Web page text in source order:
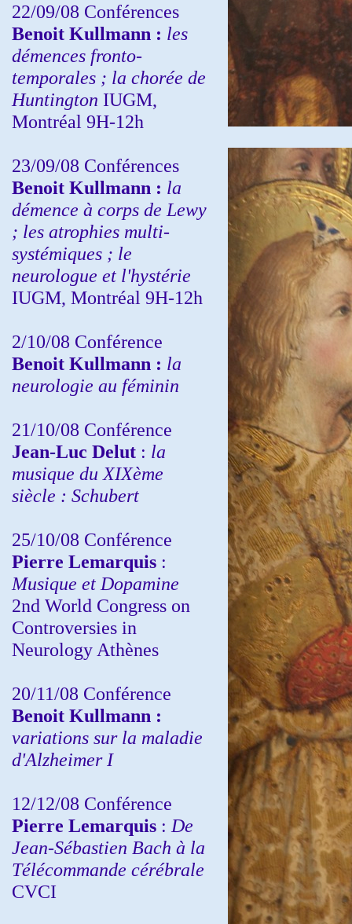
22/09/08 Conférences
Benoit Kullmann : les
démences fronto-
temporales ; la chorée de
Huntington IUGM,
Montréal 9H-12h
23/09/08 Conférences
Benoit Kullmann : la
démence à corps de Lewy
; les atrophies multi-
systémiques ; le
neurologue et l'hystérie
IUGM, Montréal 9H-12h
2/10/08 Conférence
Benoit Kullmann : la
neurologie au féminin
21/10/08 Conférence
Jean-Luc Delut : la
musique du XIXème
siècle : Schubert
25/10/08 Conférence
Pierre Lemarquis :
Musique et Dopamine
2nd World Congress on
Controversies in
Neurology Athènes
20/11/08 Conférence
Benoit Kullmann :
variations sur la maladie
d'Alzheimer I
12/12/08 Conférence
Pierre Lemarquis : De
Jean-Sébastien Bach à la
Télécommande cérébrale
CVCI